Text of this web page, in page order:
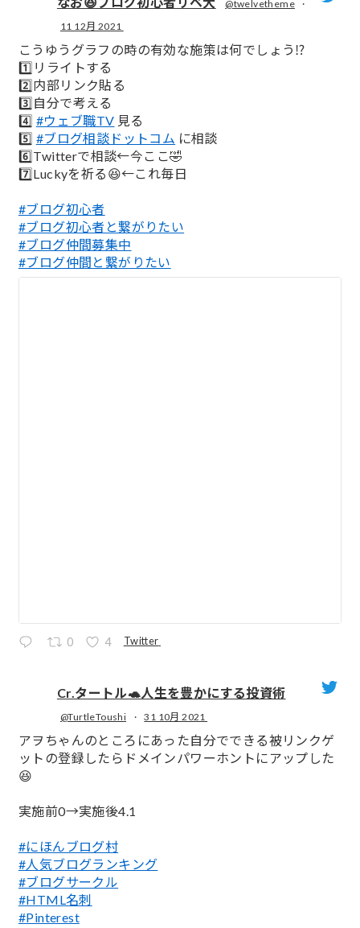
@twelvetheme
·
11 12月 2021
こうゆうグラフの時の有効な施策は何でしょう⁉️
1️⃣リライトする
2️⃣内部リンク貼る
3️⃣自分で考える
4️⃣ #ウェブ職TV 見る
5️⃣ #ブログ相談ドットコム に相談
6️⃣Twitterで相談←今ここ🤣
7️⃣Luckyを祈る😆←これ毎日
#ブログ初心者
#ブログ初心者と繋がりたい
#ブログ仲間募集中
#ブログ仲間と繋がりたい
0 4 Twitter
Cr.タートル🐢人生を豊かにする投資術
@TurtleToushi · 31 10月 2021
アヲちゃんのところにあった自分でできる被リンクゲ
ットの登録したらドメインパワーホントにアップした
😆
実施前0→実施後4.1
#にほんブログ村
#人気ブログランキング
#ブログサークル
#HTML名刺
#Pinterest